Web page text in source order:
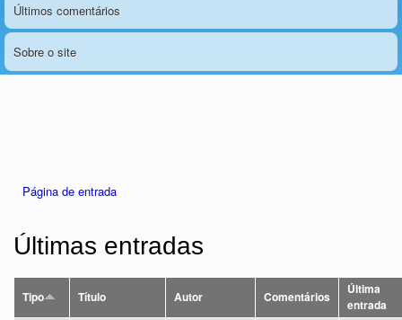
Últimos comentários
Sobre o site
Página de entrada
Últimas entradas
Tipo Título Autor Comentários
Última
entrada